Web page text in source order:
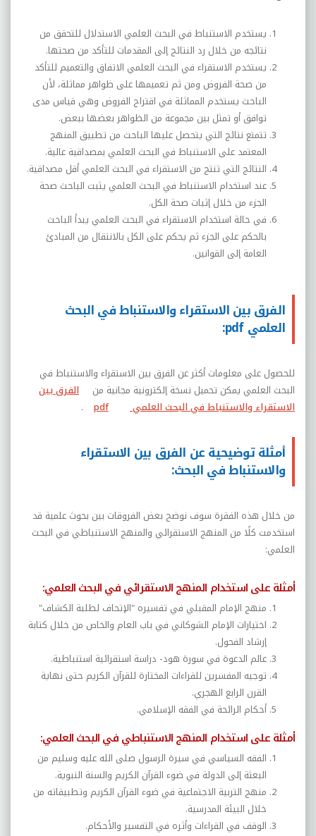
يستخدم الاستنباط في البحث العلمي الاستدلال للتحقق من
نتائجه من خلال رد النتائج إلى المقدمات للتأكد من صحتها.
يستخدم الاستقراء في البحث العلمي الاتفاق والتعميم للتأكد
من صحة الفروض ومن ثم تعميمها على ظواهر مماثلة، لأن
الباحث يستخدم المماثلة في اقتراح الفروض وهي قياس مدى
توافق أو تمثل بين مجموعة من الظواهر بعضها ببعض.
تتمتع نتائج التي يتحصل عليها الباحث من تطبيق المنهج
المعتمد على الاستنباط في البحث العلمي بمصداقية عالية.
النتائج التي تنتج من الاستقراء في البحث العلمي أقل مصداقية.
عند استخدام الاستنباط في البحث العلمي يثبت الباحث صحة
الجزء من خلال إثبات صحة الكل.
في حالة استخدام الاستقراء في البحث العلمي يبدأ الباحث
بالحكم على الجزء ثم يحكم على الكل بالانتقال من المبادئ
العامة إلى القوانين.
الفرق بين الاستقراء والاستنباط في البحث
العلمي pdf:
للحصول على معلومات أكثر عن الفرق بين الاستقراء والاستنباط في
البحث العلمي يمكن تحميل نسخة إلكترونية مجانية من
الفرق بين
الاستقراء والاستنباط في البحث العلمي
pdf
.
أمثلة توضيحية عن الفرق بين الاستقراء
والاستنباط في البحث:
من خلال هذه الفقرة سوف نوضح بعض الفروقات بين بحوث علمية قد
استخدمت كلًا من المنهج الاستقرائي والمنهج الاستنباطي في البحث
العلمي:
أمثلة على استخدام المنهج الاستقرائي في البحث العلمي:
منهج الإمام المقبلي في تفسيره "الإتحاف لطلبة الكشاف"
اختيارات الإمام الشوكاني في باب العام والخاص من خلال كتابة
إرشاد الفحول.
عالم الدعوة في سورة هود- دراسة استقرائية استنباطية.
توجيه المفسرين للقراءات المختارة للقرآن الكريم حتى نهاية
القرن الرابع الهجري.
أحكام الرائحة في الفقه الإسلامي.
أمثلة على استخدام المنهج الاستنباطي في البحث العلمي:
الفقه السياسي في سيرة الرسول صلى الله عليه وسليم من
البعثة إلى الدولة في ضوء القرآن الكريم والسنة النبوية.
منهج التربية الاجتماعية في ضوء القرآن الكريم وتطبيقاته من
خلال البيئة المدرسية.
الوقف في القراءات وأثره في التفسير والأحكام.